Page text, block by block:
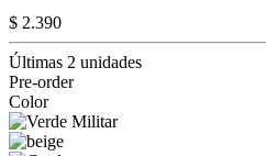
$ 2.390
Últimas 2 unidades
Pre-order
Color